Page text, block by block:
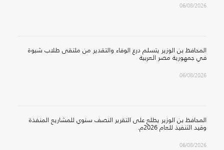
06/08/2026
المحافظ بن الوزير يتسلم درع الوفاء والتقدير من ملتقى طلاب شبوة
في جمهورية مصر العربية
06/08/2026
المحافظ بن الوزير يطلع على التقرير النصف سنوي للمشاريع المنفذة
وقيد التنفيذ للعام 2026م.
06/08/2026